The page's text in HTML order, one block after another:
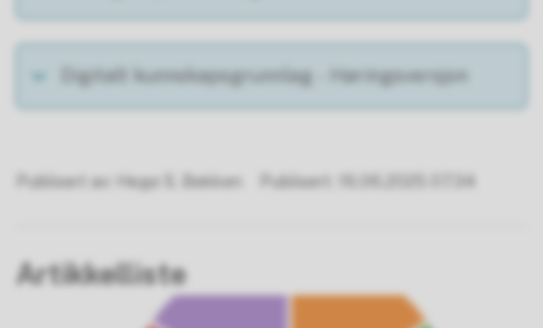
Digitalt kunnskapsgrunnlag - Høringsversjon
Publisert av Hege S. Bekken Publisert
Artikkelliste